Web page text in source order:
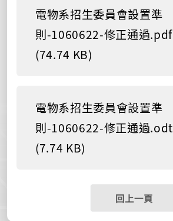
電物系招生委員會設置準
則-1060622-修正通過.pdf
(74.74 KB)
電物系招生委員會設置準
則-1060622-修正通過.odt
(7.74 KB)
回上一頁